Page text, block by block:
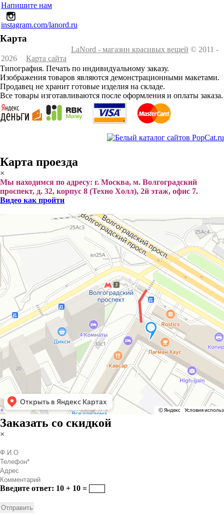
Напишите нам
instagram.com/lanord.ru
Карта
LaNord - магазин красивых вещей © 2011 -
2026
Карта сайта
Типография. Печать по индивидуальному заказу.
Изображения товаров являются демонстрационными макетами.
Продавец не хранит готовые изделия на складе.
Все товары изготавливаются после оформления и оплаты заказа.
Карта проезда
×
Мы находимся по адресу: г. Москва, м. Волгоградский
проспект, д. 32, корпус 8 (Техно Холл), 2й этаж, офис 7.
Видео как пройти
Заказать со скидкой
×
Введите ответ: 10 + 10 =